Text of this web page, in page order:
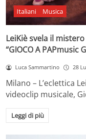
Italiani Musica
LeiKiè svela il
“GIOCO A PAPmusic
Luca Sammartino 28
Milano – L’eclettica
videoclip musicale,
Leggi di più